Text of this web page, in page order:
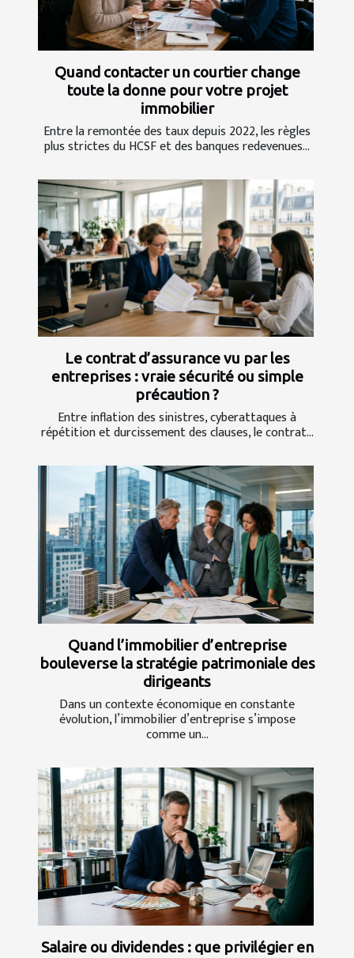
Quand contacter un courtier change
toute la donne pour votre projet
immobilier
Entre la remontée des taux depuis 2022, les règles
plus strictes du HCSF et des banques redevenues...
Le contrat d’assurance vu par les
entreprises : vraie sécurité ou simple
précaution ?
Entre inflation des sinistres, cyberattaques à
répétition et durcissement des clauses, le contrat...
Quand l’immobilier d’entreprise
bouleverse la stratégie patrimoniale des
dirigeants
Dans un contexte économique en constante
évolution, l’immobilier d’entreprise s’impose
comme un...
Salaire ou dividendes : que privilégier en